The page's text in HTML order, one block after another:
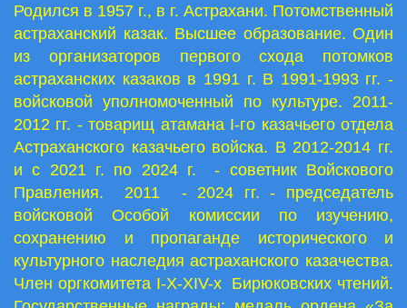
Родился в 1957 г., в г. Астрахани. Потомственный
астраханский казак. Высшее образование. Один
из организаторов первого схода потомков
астраханских казаков в 1991 г. В 1991-1993 гг. -
войсковой уполномоченный по культуре. 2011-
2012 гг. - товарищ атамана I-го казачьего отдела
Астраханского казачьего войска. В 2012-2014 гг.
и с 2021 г. по 2024 г. - советник Войскового
Правления. 2011 - 2024 гг. - председатель
войсковой Особой комиссии по изучению,
сохранению и пропаганде исторического и
культурного наследия астраханского казачества.
Член оргкомитета I-Х-ХIV-х Бирюковских чтений.